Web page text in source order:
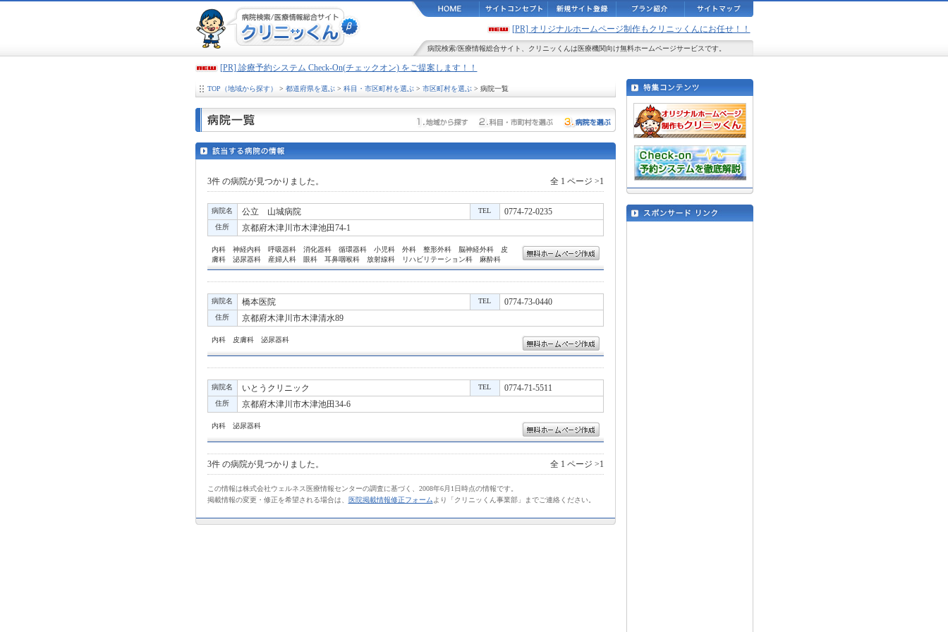
[PR] オリジナルホームページ制作もクリニッくんにお任せ！！
病院検索/医療情報総合サイト、 クリニッくん は医療機関向け無料ホームページサービスです。
[PR] 診療予約システム Check-On(チェックオン) をご提案します！！
TOP（地域から探す） > 都道府県を選ぶ> 科目・市区町村を選ぶ> 市区町村を選ぶ> 病院一覧
3件の病院が見つかりました。 全 1 ページ >1
病院名 公立 山城病院 TEL 0774-72-0235
住所 京都府木津川市木津池田74-1
内科 神経内科 呼吸器科 消化器科 循環器科 小児科 外科 整形外科 脳神経外科 皮
膚科 泌尿器科 産婦人科 眼科 耳鼻咽喉科 放射線科 リハビリテーション科 麻酔科
病院名 橋本医院 TEL 0774-73-0440
住所 京都府木津川市木津清水89
内科 皮膚科 泌尿器科
病院名 いとうクリニック TEL 0774-71-5511
住所 京都府木津川市木津池田34-6
内科 泌尿器科
3件の病院が見つかりました。 全 1 ページ >1
この情報は株式会社ウェルネス医療情報センターの調査に基づく、2008年6月1日時点の情報です。
掲載情報の変更・修正を希望される場合は、
医院掲載情報修正フォーム より「クリニッくん事業部」までご連絡ください。